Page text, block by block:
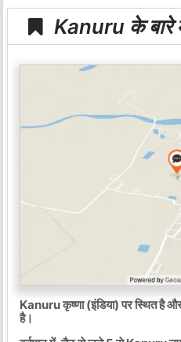
Kanuru के बारे
Kanuru कृष्णा (इंडिया) पर स्थित है
है।